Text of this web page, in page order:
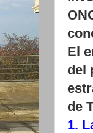
El
del
de
1.